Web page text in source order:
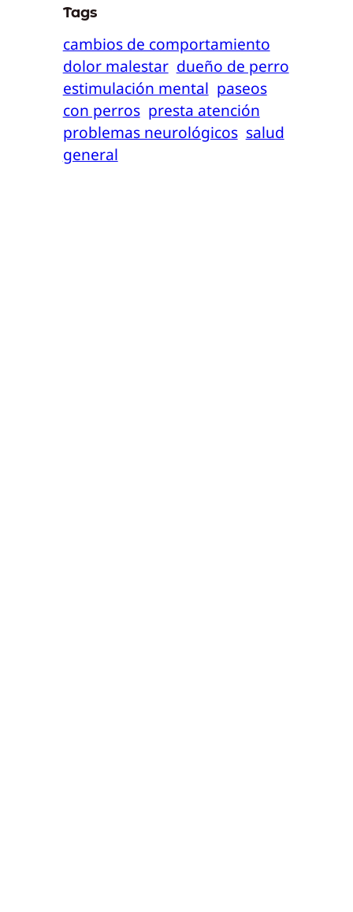
Tags
cambios de comportamiento
dolor malestar dueño de perro
estimulación mental paseos
con perros presta atención
problemas neurológicos salud
general